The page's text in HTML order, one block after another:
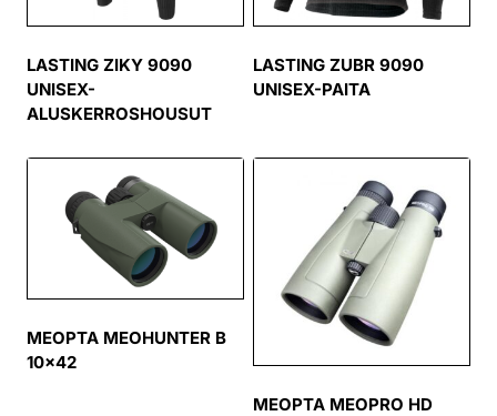
LASTING ZIKY 9090
UNISEX-
ALUSKERROSHOUSUT
LASTING ZUBR 9090
UNISEX-PAITA
MEOPTA MEOHUNTER B
10×42
MEOPTA MEOPRO HD